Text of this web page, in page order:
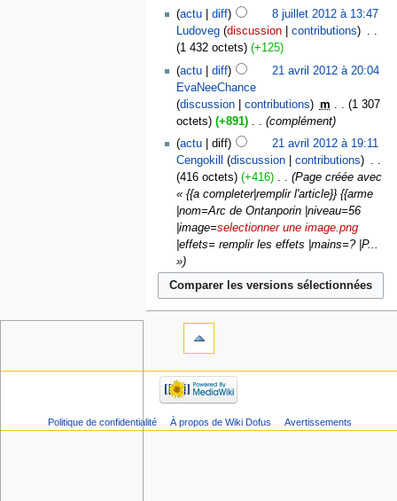
actu
diff
8 juillet 2012 à 13:47
Ludoveg discussion contributions
1 432 octets
+125
actu
diff
21 avril 2012 à 20:04
EvaNeeChance
discussion
contributions m
1 307
octets
+891
complément
actu
diff
21 avril 2012 à 19:11
Cengokill
discussion contributions
416 octets
+416
Page créée avec
« {{a completer|remplir l'article}} {{arme
|nom=Arc de Ontanporin |niveau=56
|image=selectionner une image.png
|effets= remplir les effets |mains=? |P...
»
Politique de confidentialité À propos de Wiki Dofus Avertissements